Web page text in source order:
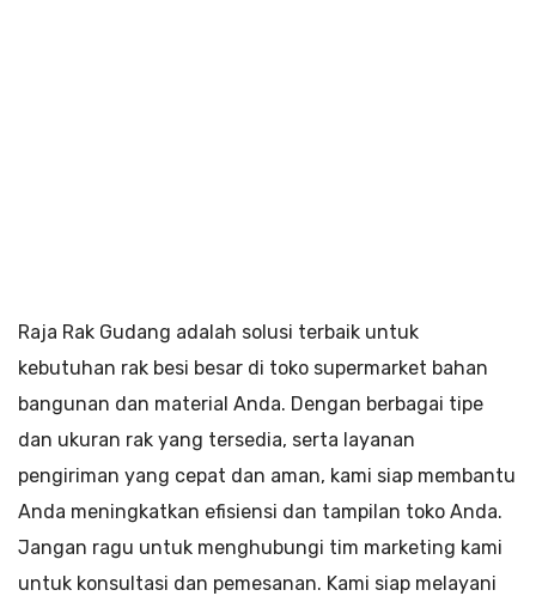
Raja Rak Gudang adalah solusi terbaik untuk
kebutuhan rak besi besar di toko supermarket bahan
bangunan dan material Anda. Dengan berbagai tipe
dan ukuran rak yang tersedia, serta layanan
pengiriman yang cepat dan aman, kami siap membantu
Anda meningkatkan efisiensi dan tampilan toko Anda.
Jangan ragu untuk menghubungi tim marketing kami
untuk konsultasi dan pemesanan. Kami siap melayani